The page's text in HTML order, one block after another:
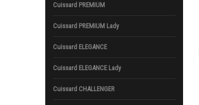
Cuissard PREMIUM
Cuissard PREMIUM Lady
Cuissard ELEGANCE
Cuissard ELEGANCE Lady
Cuissard CHALLENGER